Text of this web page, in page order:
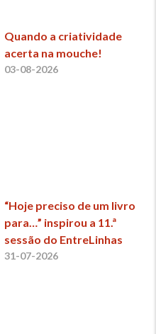
Quando a criatividade
acerta na mouche!
03-08-2026
“Hoje preciso de um livro
para…” inspirou a 11.ª
sessão do EntreLinhas
31-07-2026